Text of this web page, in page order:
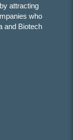
attracting
who
and Biotech